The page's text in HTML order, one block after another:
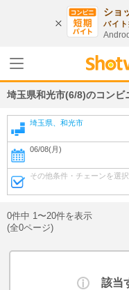
ショ
バイ
埼玉県和光市(6/8)のコンビ
埼玉県、和光市
06/08(月)
その他条件・チェーンを選
0件中 1〜20件を表示
(全0ページ)
該当